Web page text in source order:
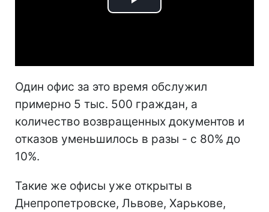
Play
Один офис за это время обслужил
примерно 5 тыс. 500 граждан, а
количество возвращенных документов и
отказов уменьшилось в разы - с 80% до
10%.
Такие же офисы уже открыты в
Днепропетровске, Львове, Харькове,